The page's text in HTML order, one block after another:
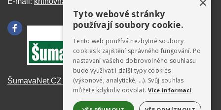
ŠumavaNet.CZ - informace o regionu
Tyto webové stránky
používají soubory cookie.
Tento web používá nezbytné soubory
cookies k zajištění správného fungování. Po
nastavení vašeho dobrovolného souhlasu
bude využívat i další typy cookies
(výkonové, analytické, …). Svůj souhlas
můžete kdykoliv odvolat. Více informací